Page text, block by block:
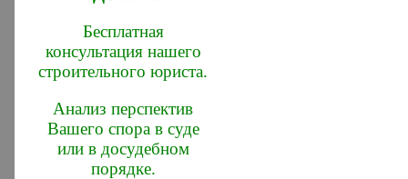
Бесплатная
консультация нашего
строительного юриста.
Анализ перспектив
Вашего спора в суде
или в досудебном
порядке.